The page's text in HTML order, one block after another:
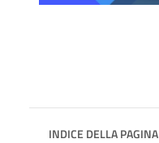
INDICE DELLA PAGINA